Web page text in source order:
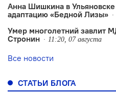
Анна Шишкина в
адаптацию «Бедной Лизы»
Умер многолетний завлит
Стронин
11:20, 07 августа
Все новости
СТАТЬИ БЛОГА